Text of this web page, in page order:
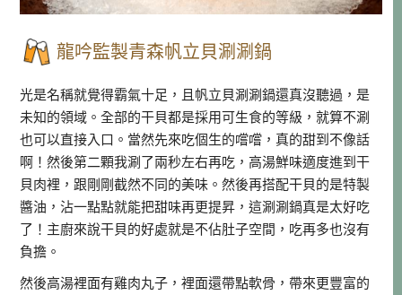
龍吟監製青森帆立貝涮涮鍋
光是名稱就覺得霸氣十足，且帆立貝涮涮鍋還真沒聽過，是
未知的領域。全部的干貝都是採用可生食的等級，就算不涮
也可以直接入口。當然先來吃個生的嚐嚐，真的甜到不像話
啊！然後第二顆我涮了兩秒左右再吃，高湯鮮味適度進到干
貝肉裡，跟剛剛截然不同的美味。然後再搭配干貝的是特製
醬油，沾一點點就能把甜味再更提昇，這涮涮鍋真是太好吃
了！主廚來說干貝的好處就是不佔肚子空間，吃再多也沒有
負擔。
然後高湯裡面有雞肉丸子，裡面還帶點軟骨，帶來更豐富的